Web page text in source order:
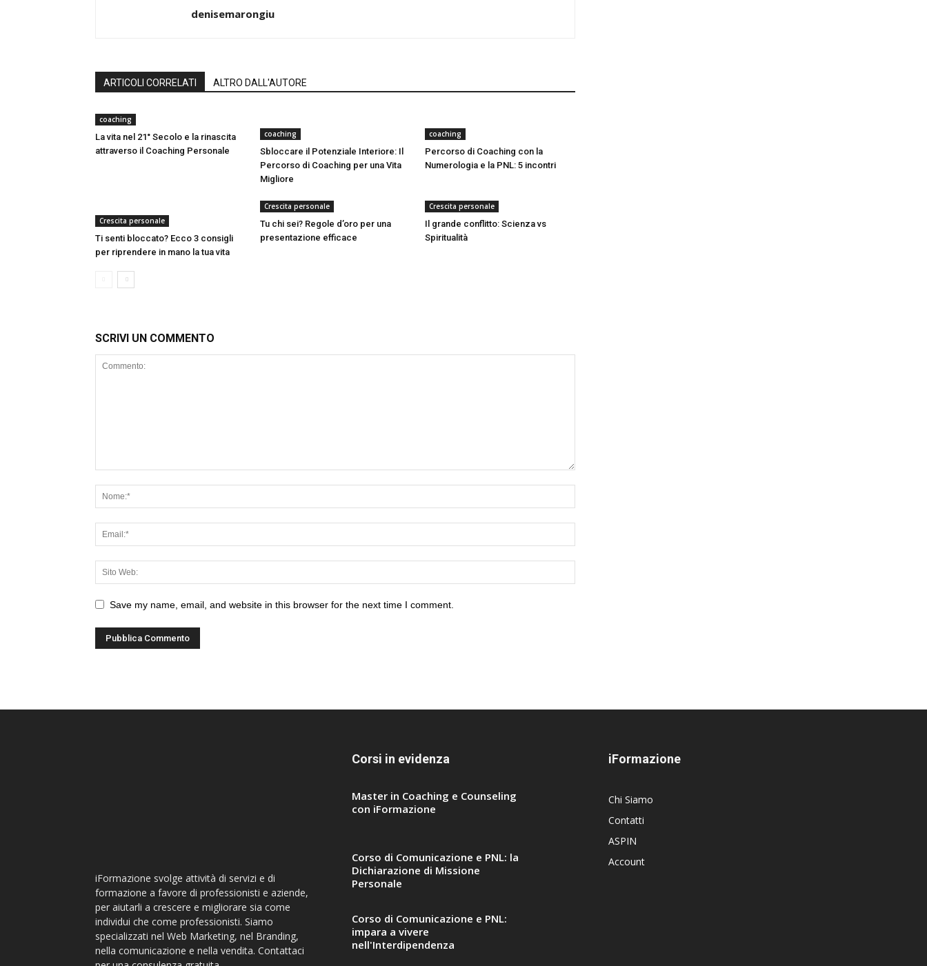
denisemarongiu
ARTICOLI CORRELATI ALTRO DALL'AUTORE
coaching
La vita nel 21° Secolo e la rinascita
attraverso il Coaching Personale
coaching
Sbloccare il Potenziale Interiore: Il
Percorso di Coaching per una Vita
Migliore
coaching
Percorso di Coaching con la
Numerologia e la PNL: 5 incontri
Crescita personale
Ti senti bloccato? Ecco 3 consigli
per riprendere in mano la tua vita
Crescita personale
Tu chi sei? Regole d’oro per una
presentazione efficace
Crescita personale
Il grande conflitto: Scienza vs
Spiritualità
SCRIVI UN COMMENTO
Save my name, email, and website in this browser for the next time I comment.
iFormazione svolge attività di servizi e di
formazione a favore di professionisti e aziende,
per aiutarli a crescere e migliorare sia come
individui che come professionisti. Siamo
specializzati nel Web Marketing, nel Branding,
nella comunicazione e nella vendita. Contattaci
Corsi in evidenza
Master in Coaching e Counseling
con iFormazione
Corso di Comunicazione e PNL: la
Dichiarazione di Missione
Personale
Corso di Comunicazione e PNL:
impara a vivere
nell'Interdipendenza
iFormazione
Chi Siamo
Contatti
ASPIN
Account